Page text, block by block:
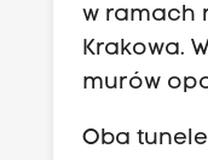
w ramach
Krakowa.
murów
Oba